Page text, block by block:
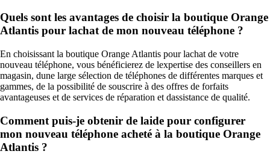
Quels sont les avantages de choisir la boutique Orange
Atlantis pour lachat de mon nouveau téléphone ?
En choisissant la boutique Orange Atlantis pour lachat de votre
nouveau téléphone, vous bénéficierez de lexpertise des conseillers en
magasin, dune large sélection de téléphones de différentes marques et
gammes, de la possibilité de souscrire à des offres de forfaits
avantageuses et de services de réparation et dassistance de qualité.
Comment puis-je obtenir de laide pour configurer
mon nouveau téléphone acheté à la boutique Orange
Atlantis ?